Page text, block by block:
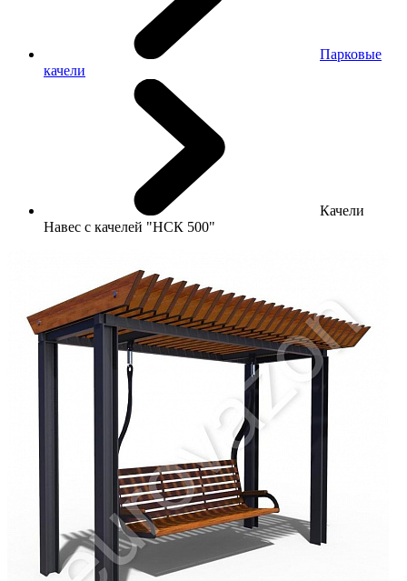
Парковые
качели
Качели
Навес с качелей "НСК 500"